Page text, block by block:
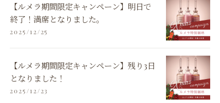
【ルメラ期間限定キャンペーン】明日で
終了！満席となりました。
2025/12/25
【ルメラ期間限定キャンペーン】残り3日
となりました！
2025/12/23